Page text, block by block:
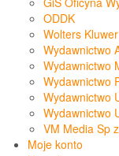
ODDK
Wolters Kluwer
Wydawnictwo
Wydawnictwo
Wydawnictwo
Wydawnictwo
Wydawnictwo
VM Media Sp
Moje konto